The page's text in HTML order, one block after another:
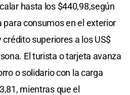
hasta los $440,98,según
para consumos en el exterior
superiores a los US$
El turista o tarjeta avanza
o solidario con la carga
mientras que el